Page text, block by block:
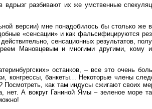
разбивают их же умственные
версии) мне понадобилось бы столько
«сенсации» и как фальсифицируются
сенсационных результатов,
Мановцевым и многими другими, кому
останков, – все это очень
конгрессы, банкеты… Некоторые члены
как там индусы сжигают своих
нет. А вокруг Ганиной Ямы – зеленое море